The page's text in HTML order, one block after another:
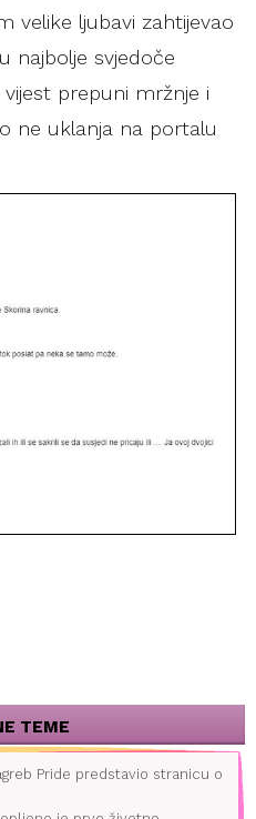
velike ljubavi zahtijevao
najbolje svjedoče
prepuni mržnje i
ne uklanja na portalu
TEME
Pride predstavio stranicu o